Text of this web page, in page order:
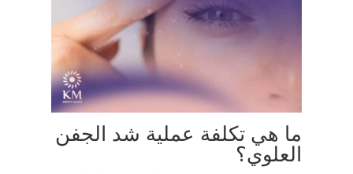
ما هي تكلفة عملية شد الجفن
العلوي؟